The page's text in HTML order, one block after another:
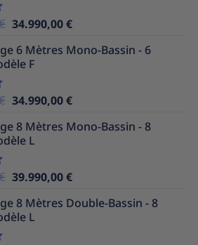
Le
initial
était :
34.990,00€Le
actuel
6 Mètres Mono-Bassin - 6
F
Le
initial
était :
34.990,00€Le
actuel
8 Mètres Mono-Bassin - 8
L
Le
initial
était :
39.990,00€Le
actuel
8 Mètres Double-Bassin - 8
L